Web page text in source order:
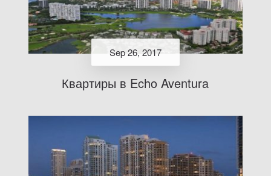
Sep 26, 2017
Квартиры в Echo Aventura